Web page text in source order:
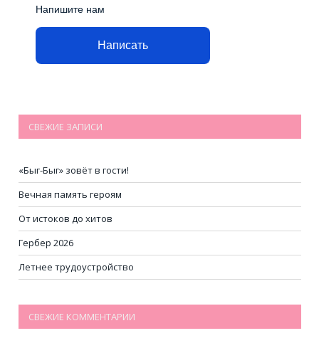
Напишите нам
Написать
СВЕЖИЕ ЗАПИСИ
«Быг-Быг» зовёт в гости!
Вечная память героям
От истоков до хитов
Гербер 2026
Летнее трудоустройство
СВЕЖИЕ КОММЕНТАРИИ